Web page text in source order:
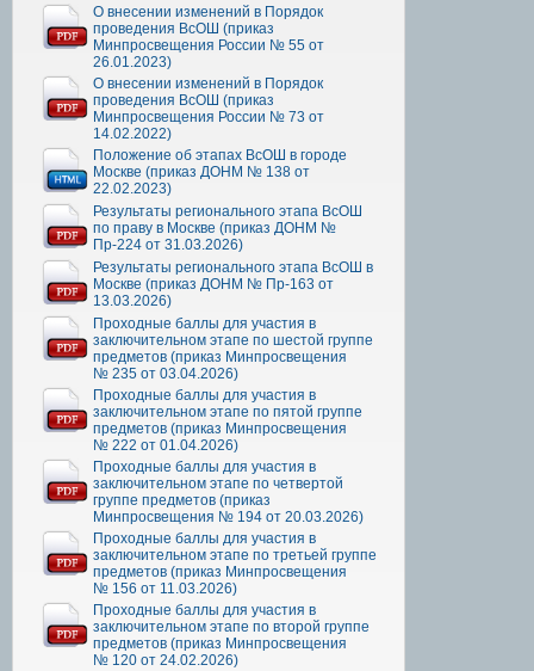
О внесении изменений в Порядок
проведения ВсОШ (приказ
Минпросвещения России № 55 от
26.01.2023)
О внесении изменений в Порядок
проведения ВсОШ (приказ
Минпросвещения России № 73 от
14.02.2022)
Положение об этапах ВсОШ в городе
Москве (приказ ДОНМ № 138 от
22.02.2023)
Результаты регионального этапа ВсОШ
по праву в Москве (приказ ДОНМ №
Пр-224 от 31.03.2026)
Результаты регионального этапа ВсОШ в
Москве (приказ ДОНМ № Пр-163 от
13.03.2026)
Проходные баллы для участия в
заключительном этапе по шестой группе
предметов (приказ Минпросвещения
№ 235 от 03.04.2026)
Проходные баллы для участия в
заключительном этапе по пятой группе
предметов (приказ Минпросвещения
№ 222 от 01.04.2026)
Проходные баллы для участия в
заключительном этапе по четвертой
группе предметов (приказ
Минпросвещения № 194 от 20.03.2026)
Проходные баллы для участия в
заключительном этапе по третьей группе
предметов (приказ Минпросвещения
№ 156 от 11.03.2026)
Проходные баллы для участия в
заключительном этапе по второй группе
предметов (приказ Минпросвещения
№ 120 от 24.02.2026)